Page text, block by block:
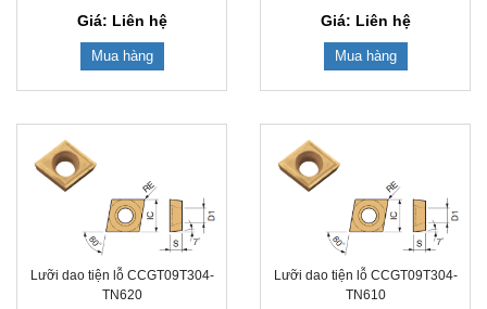
Giá: Liên hệ
Mua hàng
Giá: Liên hệ
Mua hàng
Lưỡi dao tiện lỗ CCGT09T304-
TN620
Lưỡi dao tiện lỗ CCGT09T304-
TN610